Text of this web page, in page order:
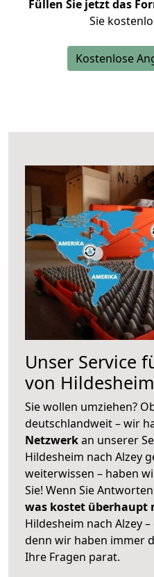
Füllen Sie jetzt das
Sie
Kostenlose
Unser Service
von
Sie wollen umziehen?
deutschlandweit – wir
Netzwerkan unserer
Hildesheim nach Alzey
weiterwissen – haben
Sie! Wenn Sie
was kostet überhaupt
Hildesheim nach Alzey
denn wir haben immer
Ihre Fragen parat.